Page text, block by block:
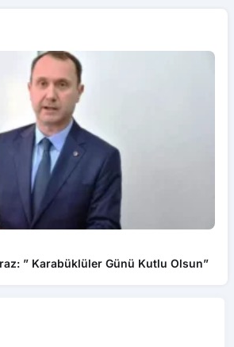
” Karabüklüler Günü Kutlu Olsun”